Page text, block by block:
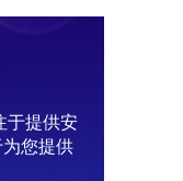
于提供安
您提供